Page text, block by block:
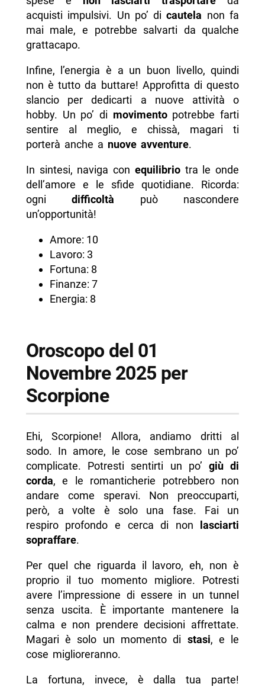
acquisti impulsivi. Un po’ dicautela non fa
mai male, e potrebbe salvarti da qualche
grattacapo.
Infine, l’energia è a un buon livello, quindi
non è tutto da buttare! Approfitta di questo
slancio per dedicarti a nuove attività o
hobby. Un po’ di movimentopotrebbe farti
sentire al meglio, e chissà, magari ti
porterà anche a nuove avventure.
In sintesi, naviga con equilibriotra le onde
dell’amore e le sfide quotidiane. Ricorda:
ognidifficoltà può nascondere
un’opportunità!
Amore: 10
Lavoro: 3
Fortuna: 8
Finanze: 7
Energia: 8
Oroscopo del 01
Novembre 2025 per
Scorpione
Ehi, Scorpione! Allora, andiamo dritti al
sodo. In amore, le cose sembrano un po’
complicate. Potresti sentirti un po’ giù di
corda, e le romanticherie potrebbero non
andare come speravi. Non preoccuparti,
però, a volte è solo una fase. Fai un
respiro profondo e cerca di non
lasciarti
sopraffare.
Per quel che riguarda il lavoro, eh, non è
proprio il tuo momento migliore. Potresti
avere l’impressione di essere in un tunnel
senza uscita. È importante mantenere la
calma e non prendere decisioni affrettate.
Magari è solo un momento di stasi, e le
cose miglioreranno.
La fortuna, invece, è dalla tua parte!